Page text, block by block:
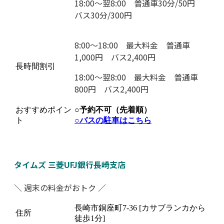
18:00〜翌8:00 普通車30分/50円
バス30分/300円
長時間割引
8:00〜18:00 最大料金 普通車
1,000円 バス2,400円
18:00〜翌8:00 最大料金 普通車
800円 バス2,400円
おすすめポイン
ト
○予約不可（先着順）
○バスの駐車はこちら
タイムズ 三菱UFJ銀行長崎支店
＼ 週末の料金がおトク ／
住所
長崎市銅座町7-36 [カサブランカから
徒歩1分]